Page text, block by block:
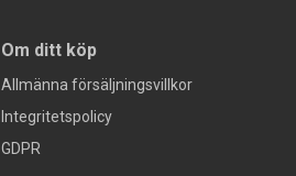
Om ditt köp
Allmänna försäljningsvillkor
Integritetspolicy
GDPR